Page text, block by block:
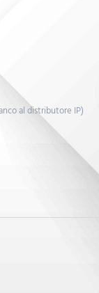
al distributore IP)